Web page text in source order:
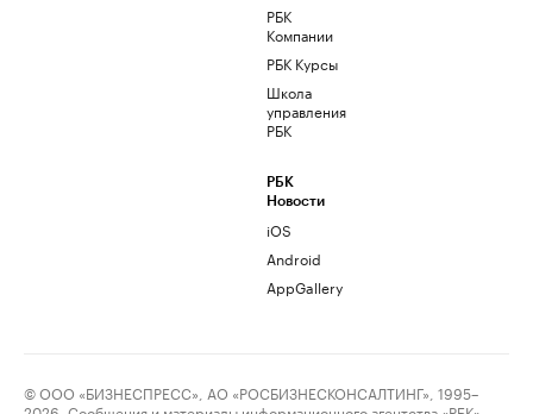
РБК
Компании
РБК Курсы
Школа
управления
РБК
РБК
Новости
iOS
Android
AppGallery
© ООО «БИЗНЕСПРЕСС», АО «РОСБИЗНЕСКОНСАЛТИНГ», 1995–